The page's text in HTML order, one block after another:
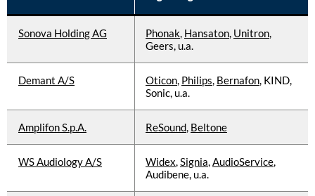
Sonova Holding AG Phonak, Hansaton, Unitron,
Geers, u.a.
Demant A/S Oticon, Philips, Bernafon, KIND,
Sonic, u.a.
Amplifon S.p.A. ReSound, Beltone
WS Audiology A/S Widex,Signia,AudioService,
Audibene, u.a.